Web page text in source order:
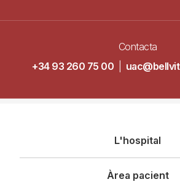
Contacta
+34 93 260 75 00
L'hospital
Àrea pacient